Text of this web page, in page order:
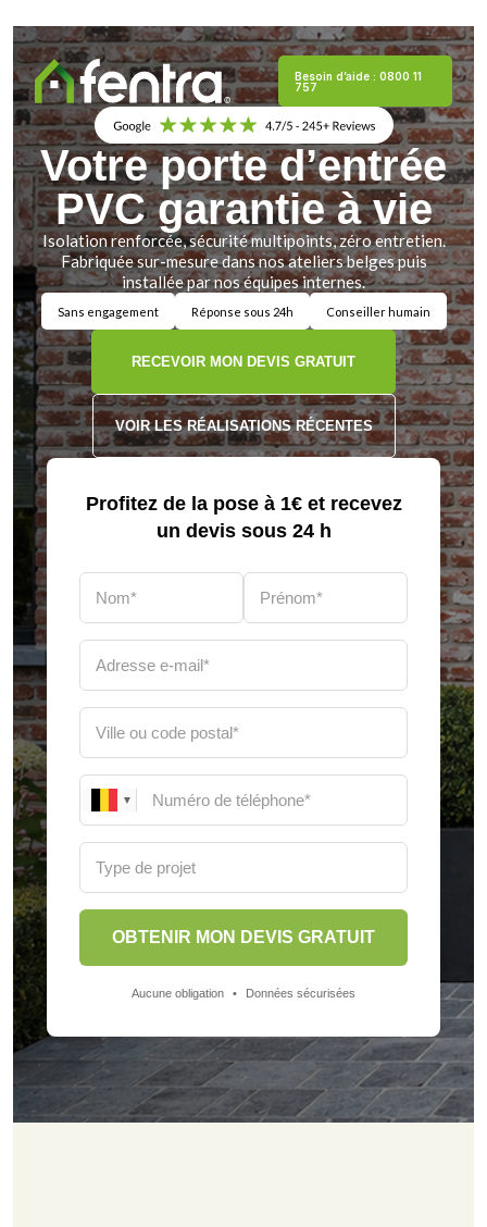
Besoin d’aide : 0800 11
757
Votre porte d’entrée
PVC garantie à vie
Isolation renforcée, sécurité multipoints, zéro entretien.
Fabriquée sur-mesure dans nos ateliers belges puis
installée par nos équipes internes.
Sans engagement Réponse sous 24h Conseiller humain
RECEVOIR MON DEVIS GRATUIT
VOIR LES RÉALISATIONS RÉCENTES
Profitez de la pose à 1€ et recevez
un devis sous 24 h
▼
OBTENIR MON DEVIS GRATUIT
Aucune obligation • Données sécurisées